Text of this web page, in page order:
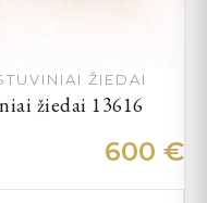
ŽIEDAI
žiedai 13616
600 €